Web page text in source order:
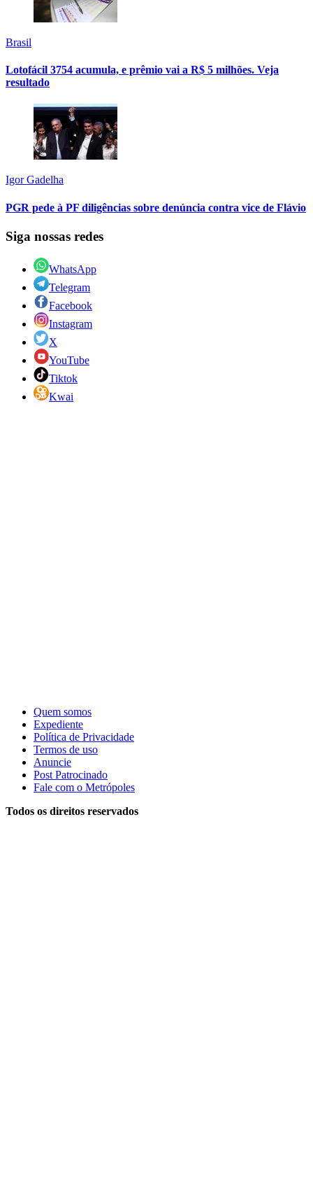
Brasil
Lotofácil 3754 acumula, e prêmio vai a R$ 5 milhões. Veja
resultado
Igor Gadelha
PGR pede à PF diligências sobre denúncia contra vice de Flávio
Siga nossas redes
WhatsApp
Telegram
Facebook
Instagram
X
YouTube
Tiktok
Kwai
Quem somos
Expediente
Política de Privacidade
Termos de uso
Anuncie
Post Patrocinado
Fale com o Metrópoles
Todos os direitos reservados